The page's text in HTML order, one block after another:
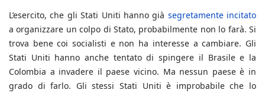
L’esercito, che gli Stati Uniti hanno già segretamente incitato
a organizzare un colpo di Stato, probabilmente non lo farà. Si
trova bene coi socialisti e non ha interesse a cambiare. Gli
Stati Uniti hanno anche tentato di spingere il Brasile e la
Colombia a invadere il paese vicino. Ma nessun paese è in
grado di farlo. Gli stessi Stati Uniti è improbabile che lo